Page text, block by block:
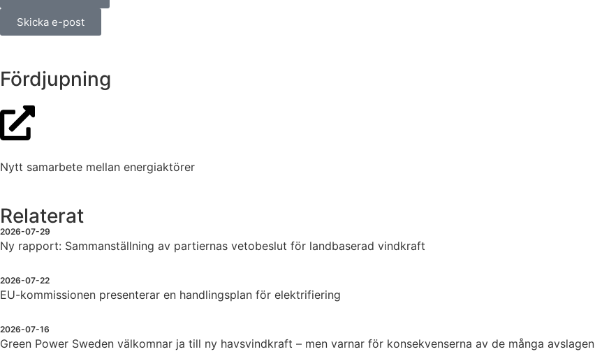
Skicka e-post
Fördjupning
Nytt samarbete mellan energiaktörer
Relaterat
2026-07-29
Ny rapport: Sammanställning av partiernas vetobeslut för landbaserad vindkraft
2026-07-22
EU-kommissionen presenterar en handlingsplan för elektrifiering
2026-07-16
Green Power Sweden välkomnar ja till ny havsvindkraft – men varnar för konsekvenserna av de många avslagen